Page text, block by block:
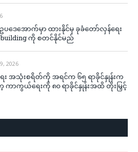
ဒေအောက်မှာ ထားနိုင်မှ ခုခံတော်လှန်ရေး
ကို စတင်နိုင်မည်
2026
း အသုံးစရိတ်ကို အရင်က ၆၅ ရာခိုင်နှုန်းက
ကာကွယ်ရေးကို ၈၀ ရာခိုင်နှုန်းအထိ တိုးမြှင့်